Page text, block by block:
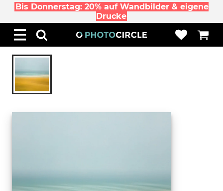
Bis Donnerstag: 20% auf Wandbilder & eigene
Drucke